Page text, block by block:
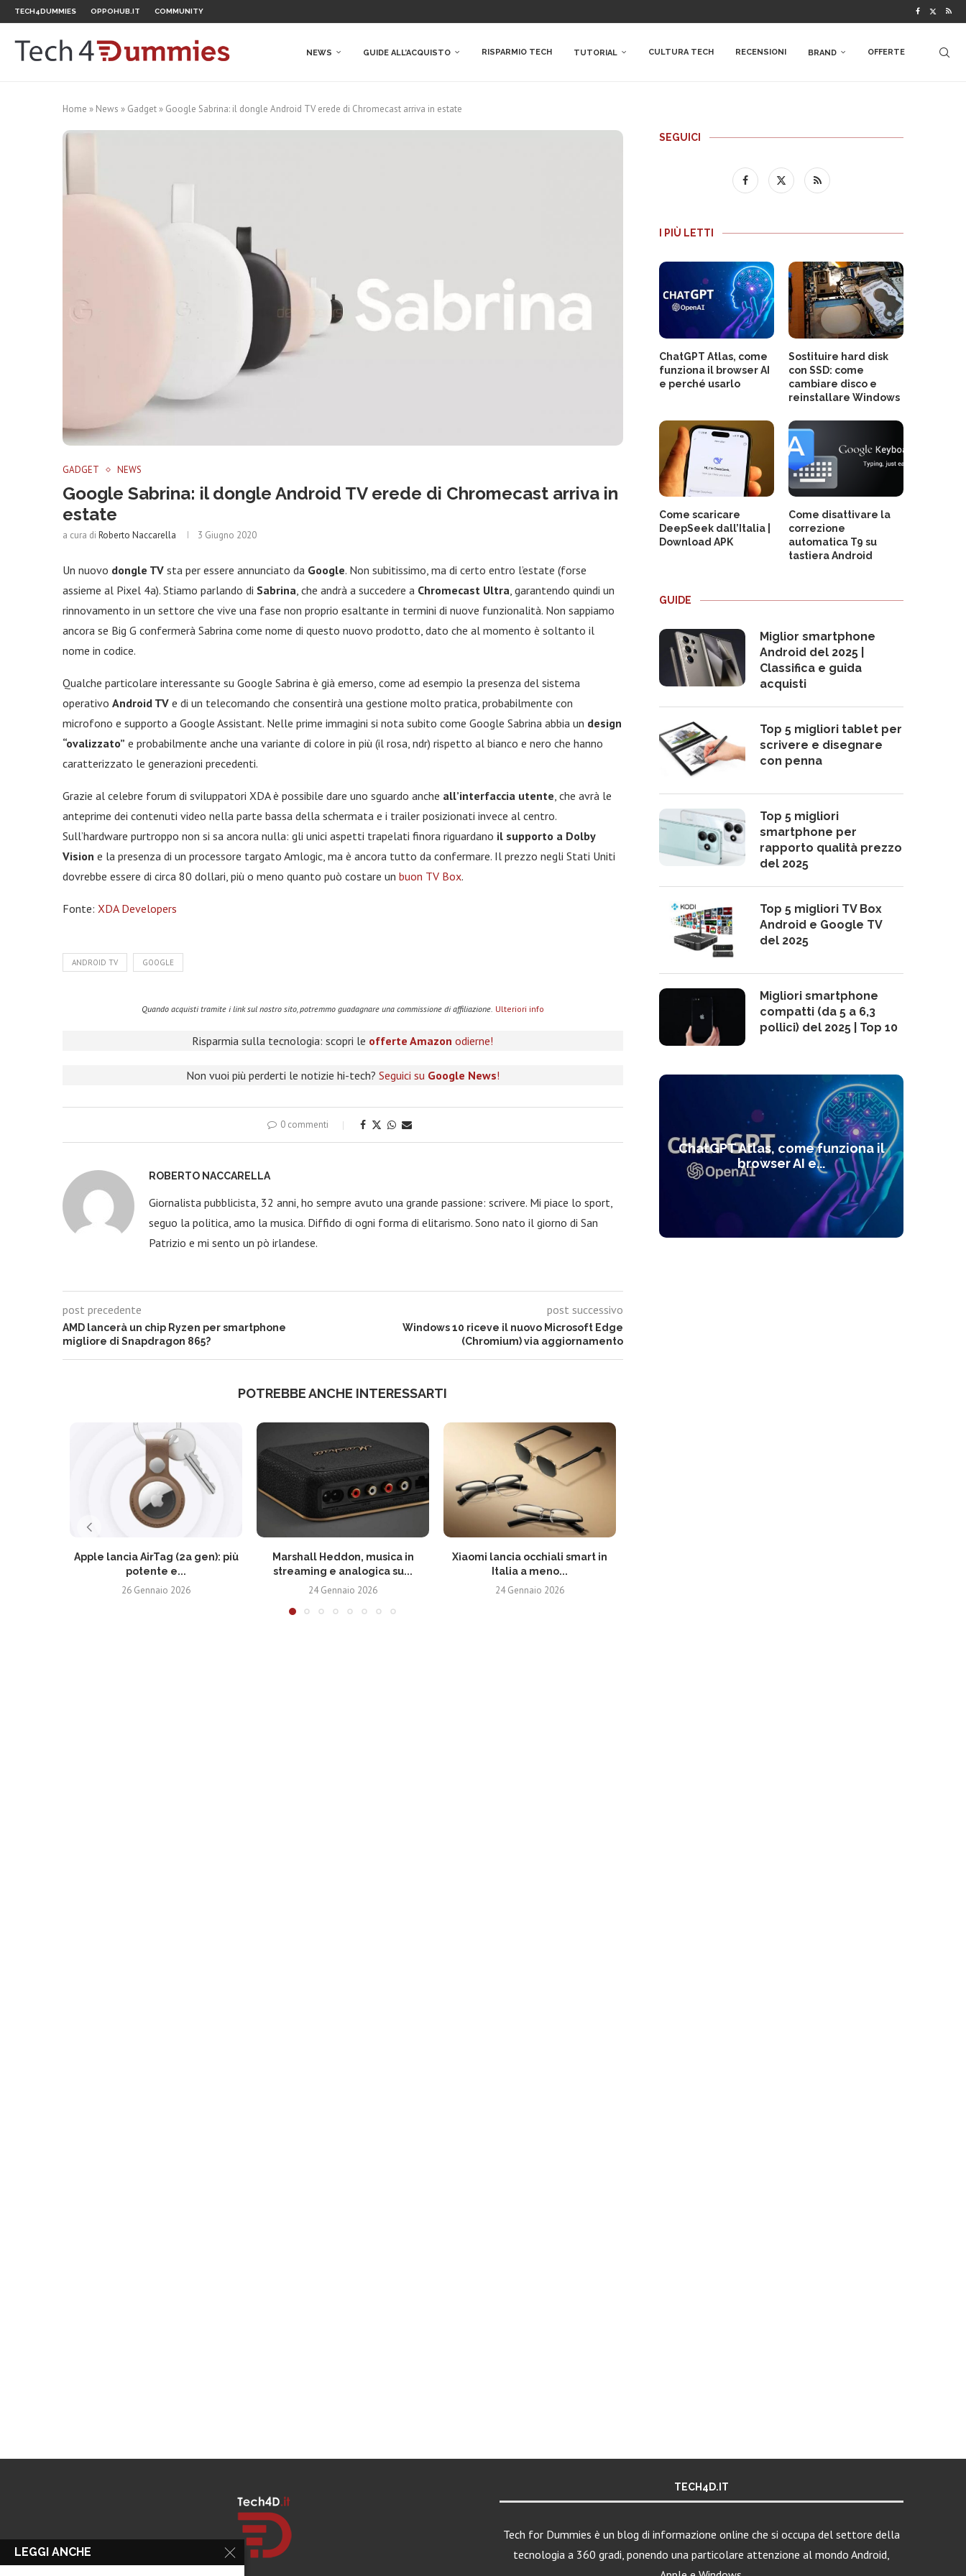
TECH4DUMMIES OPPOHUB.IT COMMUNITY
NEWS GUIDE ALL’ACQUISTO RISPARMIO TECH TUTORIAL CULTURA TECH RECENSIONI BRAND OFFERTE
Home » News » Gadget » Google Sabrina: il dongle Android TV erede di Chromecast arriva in estate
GADGET NEWS
Google Sabrina: il dongle Android TV erede di Chromecast arriva in
estate
a cura di Roberto Naccarella 3 Giugno 2020
Un nuovo dongle TV sta per essere annunciato da Google. Non subitissimo, ma di certo entro l’estate (forse
assieme al Pixel 4a). Stiamo parlando di Sabrina, che andrà a succedere a Chromecast Ultra, garantendo quindi un
rinnovamento in un settore che vive una fase non proprio esaltante in termini di nuove funzionalità. Non sappiamo
ancora se Big G confermerà Sabrina come nome di questo nuovo prodotto, dato che al momento è soltanto il
nome in codice.
Qualche particolare interessante su Google Sabrina è già emerso, come ad esempio la presenza del sistema
operativo Android TV e di un telecomando che consentirà una gestione molto pratica, probabilmente con
microfono e supporto a Google Assistant. Nelle prime immagini si nota subito come Google Sabrina abbia un design
“ovalizzato” e probabilmente anche una variante di colore in più (il rosa, ndr) rispetto al bianco e nero che hanno
caratterizzato le generazioni precedenti.
Grazie al celebre forum di sviluppatori XDA è possibile dare uno sguardo anche all’interfaccia utente, che avrà le
anteprime dei contenuti video nella parte bassa della schermata e i trailer posizionati invece al centro.
Sull’hardware purtroppo non si sa ancora nulla: gli unici aspetti trapelati finora riguardano il supporto a Dolby
Vision e la presenza di un processore targato Amlogic, ma è ancora tutto da confermare. Il prezzo negli Stati Uniti
dovrebbe essere di circa 80 dollari, più o meno quanto può costare un buon TV Box.
Fonte: XDA Developers
ANDROID TV GOOGLE
Quando acquisti tramite i link sul nostro sito, potremmo guadagnare una commissione di affiliazione. Ulteriori info
Risparmia sulla tecnologia: scopri le offerte Amazon odierne!
Non vuoi più perderti le notizie hi-tech? Seguici su Google News!
0 commenti
ROBERTO NACCARELLA
Giornalista pubblicista, 32 anni, ho sempre avuto una grande passione: scrivere. Mi piace lo sport,
seguo la politica, amo la musica. Diffido di ogni forma di elitarismo. Sono nato il giorno di San
Patrizio e mi sento un pò irlandese.
post precedente
AMD lancerà un chip Ryzen per smartphone
migliore di Snapdragon 865?
post successivo
Windows 10 riceve il nuovo Microsoft Edge
(Chromium) via aggiornamento
POTREBBE ANCHE INTERESSARTI
Apple lancia AirTag (2a gen): più
potente e...
26 Gennaio 2026
Marshall Heddon, musica in
streaming e analogica su...
24 Gennaio 2026
Xiaomi lancia occhiali smart in
Italia a meno...
24 Gennaio 2026
SEGUICI
I PIÙ LETTI
ChatGPT Atlas, come
funziona il browser AI
e perché usarlo
Sostituire hard disk
con SSD: come
cambiare disco e
reinstallare Windows
Come scaricare
DeepSeek dall’Italia |
Download APK
Come disattivare la
correzione
automatica T9 su
tastiera Android
GUIDE
Miglior smartphone
Android del 2025 |
Classifica e guida
acquisti
Top 5 migliori tablet per
scrivere e disegnare
con penna
Top 5 migliori
smartphone per
rapporto qualità prezzo
del 2025
Top 5 migliori TV Box
Android e Google TV
del 2025
Migliori smartphone
compatti (da 5 a 6,3
pollici) del 2025 | Top 10
ChatGPT Atlas, come funziona il
browser AI e...
TECH4D.IT
Tech for Dummies è un blog di informazione online che si occupa del settore della
tecnologia a 360 gradi, ponendo una particolare attenzione al mondo Android,
LEGGI ANCHE